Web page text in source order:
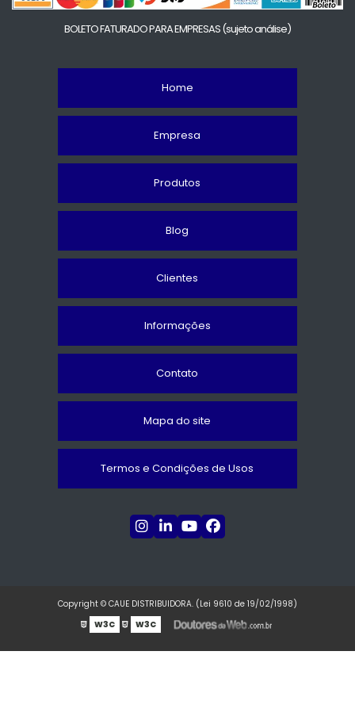
BOLETO FATURADO PARA EMPRESAS(sujeto análise)
Home
Empresa
Produtos
Blog
Clientes
Informações
Contato
Mapa do site
Termos e Condições de Usos
Copyright © CAUE DISTRIBUIDORA. (Lei 9610 de 19/02/1998)
W3C
W3C